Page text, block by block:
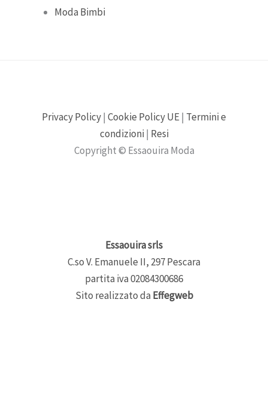
Moda Bimbi
Privacy Policy| Cookie Policy UE| Termini e
condizioni | Resi
Copyright © Essaouira Moda
Essaouira srls
C.so V. Emanuele II, 297 Pescara
partita iva 02084300686
Sito realizzato da Effegweb